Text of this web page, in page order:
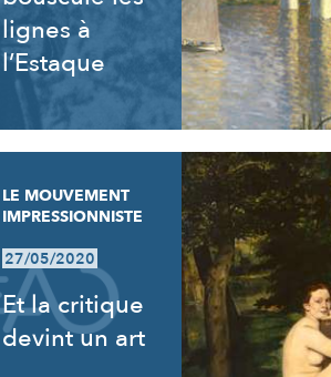
lignes à
l’Estaque
LE MOUVEMENT
IMPRESSIONNISTE
27/05/2020
Et la critique
devint un art